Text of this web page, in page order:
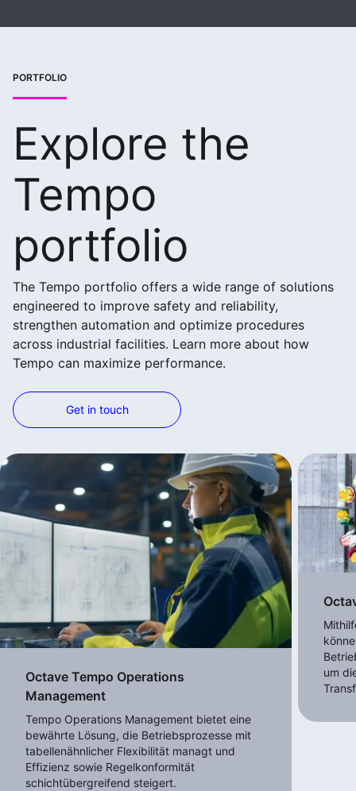
PORTFOLIO
Explore the
Tempo
portfolio
The Tempo portfolio offers a wide range of solutions
engineered to improve safety and reliability,
strengthen automation and optimize procedures
across industrial facilities. Learn more about how
Tempo can maximize performance.
Get in touch
Octave Tempo Operations
Management
Tempo Operations Management bietet eine
bewährte Lösung, die Betriebsprozesse mit
tabellenähnlicher Flexibilität managt und
Effizienz sowie Regelkonformität
schichtübergreifend steigert.
um